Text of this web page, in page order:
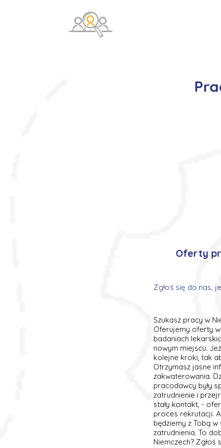
Oferty
Zgłoś się do nas,
Szukasz pracy w
Oferujemy oferty
badaniach
nowym miejscu.
kolejne kroki, tak
Otrzymasz jasne
zakwaterowania.
pracodawcy były
zatrudnienie i
stały kontakt, -
proces rekrutacji.
będziemy z Tobą
zatrudnienia. To
Niemczech?